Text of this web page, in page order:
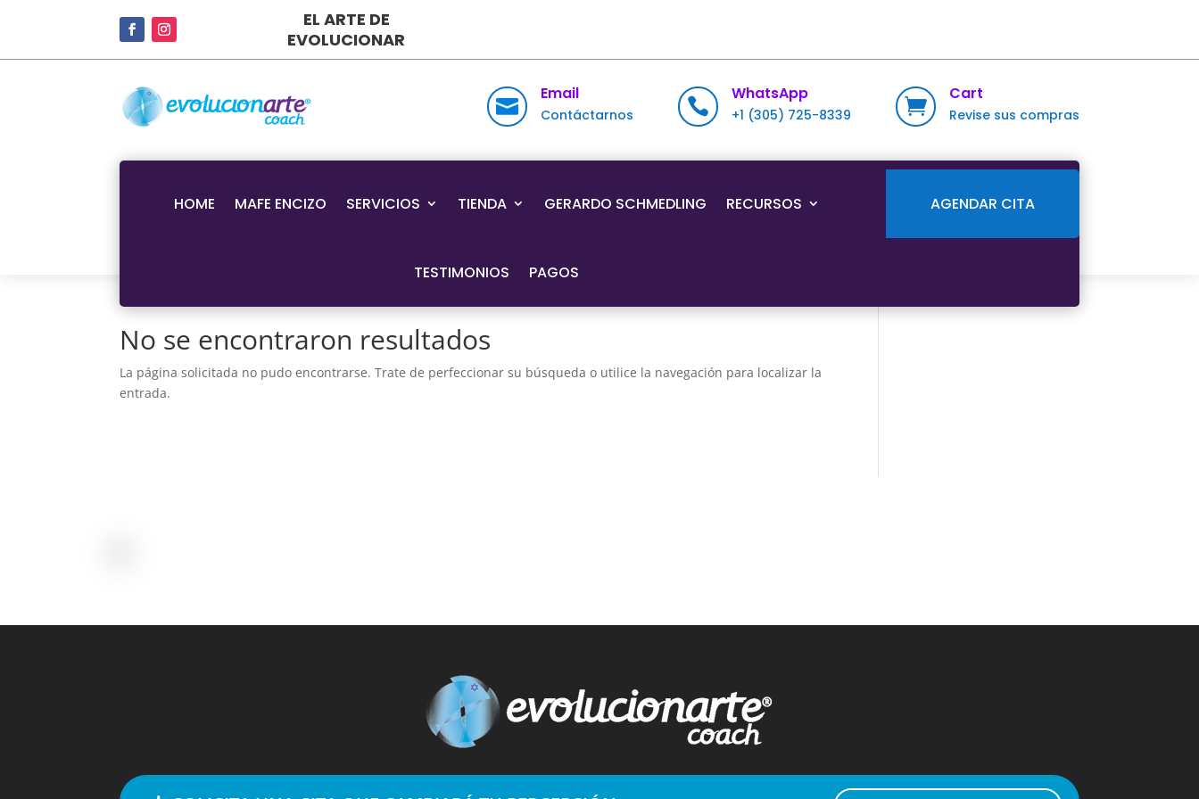
EL ARTE DE
EVOLUCIONAR

Email
Contáctarnos 
WhatsApp
+1 (305) 725-8339 
Cart
Revise sus compras
HOME MAFE ENCIZO SERVICIOS TIENDA GERARDO SCHMEDLING RECURSOS
TESTIMONIOS PAGOS
AGENDAR CITA
No se encontraron resultados
La página solicitada no pudo encontrarse. Trate de perfeccionar su búsqueda o utilice la navegación para localizar la
entrada.